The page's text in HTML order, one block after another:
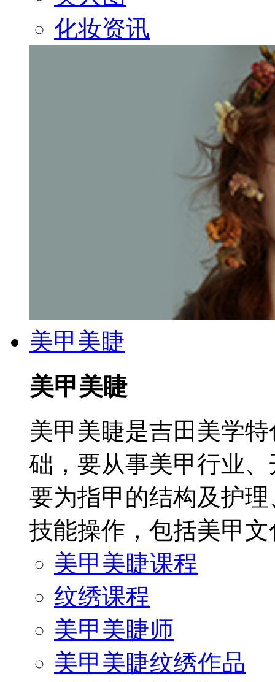
化妆资讯
美甲美睫
美甲美睫
美甲美睫是吉田美学
础，要从事美甲行业
要为指甲的结构及护
技能操作，包括美甲
美甲美睫课程
纹绣课程
美甲美睫师
美甲美睫纹绣作品